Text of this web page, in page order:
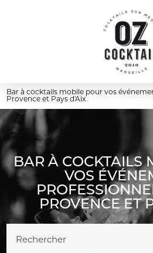
Bar à cocktails mobile pour vos
Provence et Pays d'Aix
BAR À COCKTAILS
VOS
PROVENCE ET
Rechercher